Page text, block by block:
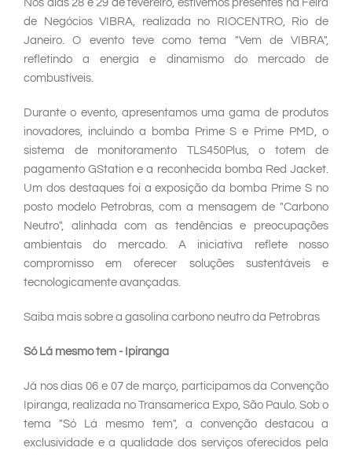
Nos dias 28 e 29 de fevereiro, estivemos presentes na Feira
de Negócios VIBRA, realizada no RIOCENTRO, Rio de
Janeiro. O evento teve como tema "Vem de VIBRA",
refletindo a energia e dinamismo do mercado de
combustíveis.
Durante o evento, apresentamos uma gama de produtos
inovadores, incluindo a bomba Prime S e Prime PMD, o
sistema de monitoramento TLS450Plus, o totem de
pagamento GStation e a reconhecida bomba Red Jacket.
Um dos destaques foi a exposição da bomba Prime S no
posto modelo Petrobras, com a mensagem de "Carbono
Neutro", alinhada com as tendências e preocupações
ambientais do mercado. A iniciativa reflete nosso
compromisso em oferecer soluções sustentáveis e
tecnologicamente avançadas.
Saiba mais sobre a gasolina carbono neutro da Petrobras
Só Lá mesmo tem - Ipiranga
Já nos dias 06 e 07 de março, participamos da Convenção
Ipiranga, realizada no Transamerica Expo, São Paulo. Sob o
tema "Só Lá mesmo tem", a convenção destacou a
exclusividade e a qualidade dos serviços oferecidos pela